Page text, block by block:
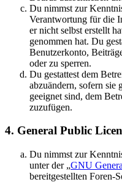
Du nimmst zur
Verantwortung für die
er nicht selbst erstellt
genommen hat. Du
Benutzerkonto,
oder zu sperren.
Du gestattest dem
abzuändern, sofern sie
geeignet sind, dem
zuzufügen.
4. General Public
Du nimmst zur
unter der „GNU
bereitgestellten Foren-